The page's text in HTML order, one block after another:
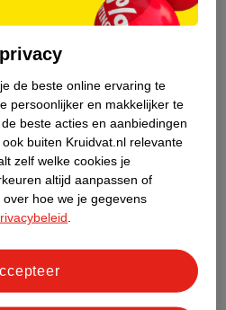
lipstick
in plaats van matte
juist benadrukken.
(laten) verwijderen?
Je bovenliprimpels kan je
verwijderen. Maar er zijn opties
Q10
vullen je rimpels tijdelijk op
de beste online ervaring te
persoonlijker en makkelijker te
beste acties en aanbiedingen
buiten Kruidvat.nl relevante
zelf welke cookies je
altijd aanpassen of
hoe we je gegevens